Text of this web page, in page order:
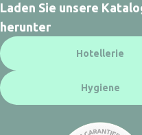
Laden Sie unsere
herunter
Hotellerie
Hygiene